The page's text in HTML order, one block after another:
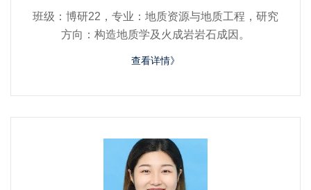
班级：博研22，专业：地质资源与地质工程，研究
方向：构造地质学及火成岩岩石成因。
查看详情》